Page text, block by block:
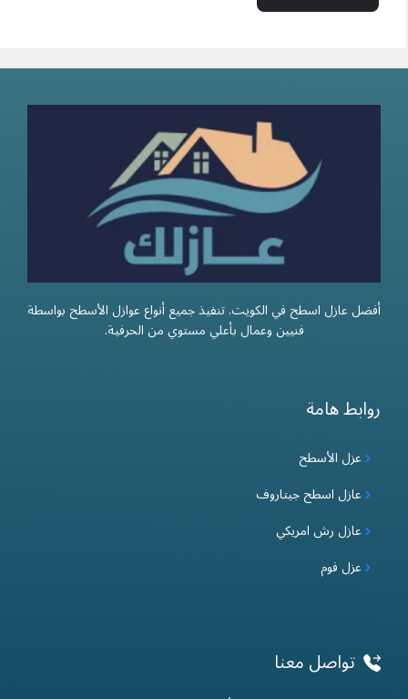
أفضل عازل اسطح في الكويت. تنفيذ جميع أنواع عوازل الأسطح بواسطة
فنيين وعمال بأعلي مستوي من الحرفية.
روابط هامة
عزل الأسطح
عازل اسطح جيتاروف
عازل رش امريكي
عزل فوم
تواصل معنا